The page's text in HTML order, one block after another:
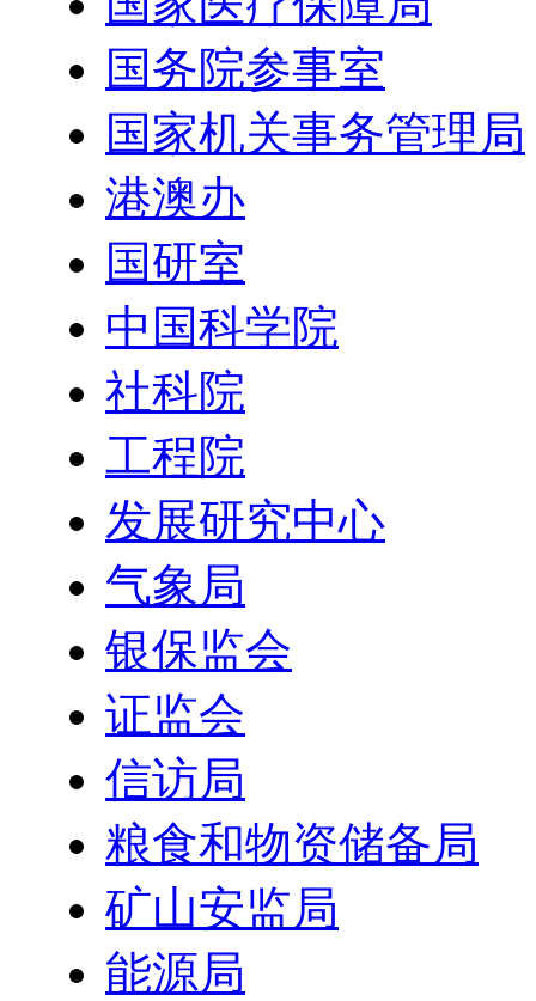
国务院参事室
国家机关事务管理局
港澳办
国研室
中国科学院
社科院
工程院
发展研究中心
气象局
银保监会
证监会
信访局
粮食和物资储备局
矿山安监局
能源局